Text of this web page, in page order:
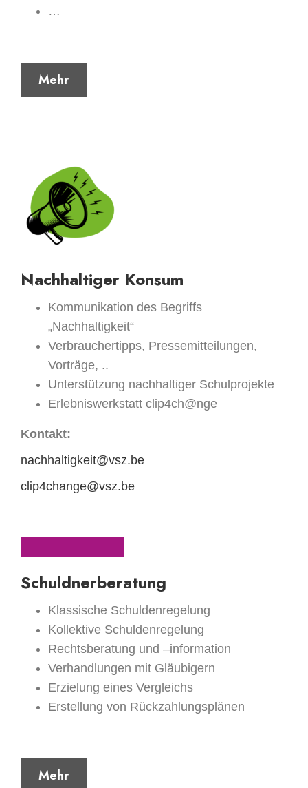
…
Mehr
Nachhaltiger Konsum
Kommunikation des Begriffs
„Nachhaltigkeit“
Verbrauchertipps, Pressemitteilungen,
Vorträge, ..
Unterstützung nachhaltiger Schulprojekte
Erlebniswerkstatt clip4ch@nge
Kontakt:
nachhaltigkeit@vsz.be
clip4change@vsz.be
Schuldnerberatung
Klassische Schuldenregelung
Kollektive Schuldenregelung
Rechtsberatung und –information
Verhandlungen mit Gläubigern
Erzielung eines Vergleichs
Erstellung von Rückzahlungsplänen
Mehr